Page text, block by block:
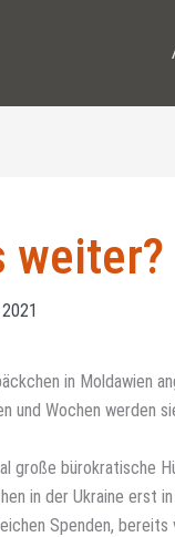
weiter?
in Moldawien
und Wochen werden
große bürokratische
in der Ukraine erst
Spenden,